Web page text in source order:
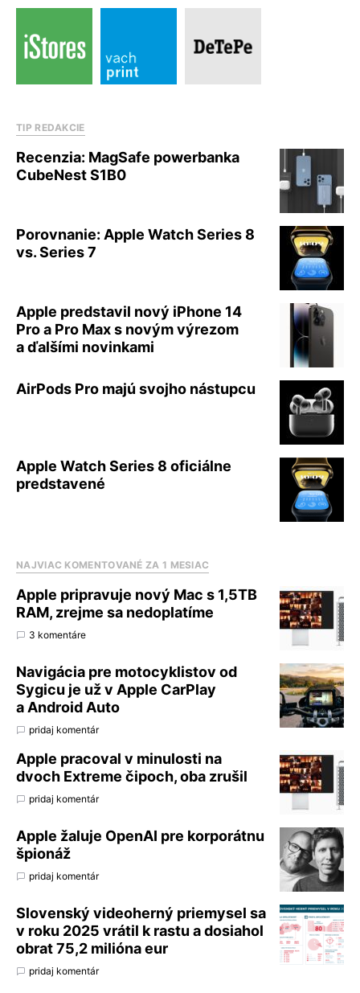
TIP REDAKCIE
Recenzia: MagSafe powerbanka
CubeNest S1B0
Porovnanie: Apple Watch Series 8
vs. Series 7
Apple predstavil nový iPhone 14
Pro a Pro Max s novým výrezom
a ďalšími novinkami
AirPods Pro majú svojho nástupcu
Apple Watch Series 8 oficiálne
predstavené
NAJVIAC KOMENTOVANÉ ZA 1 MESIAC
Apple pripravuje nový Mac s 1,5TB
RAM, zrejme sa nedoplatíme
3 komentáre
Navigácia pre motocyklistov od
Sygicu je už v Apple CarPlay
a Android Auto
pridaj komentár
Apple pracoval v minulosti na
dvoch Extreme čipoch, oba zrušil
pridaj komentár
Apple žaluje OpenAI pre korporátnu
špionáž
pridaj komentár
Slovenský videoherný priemysel sa
v roku 2025 vrátil k rastu a dosiahol
obrat 75,2 milióna eur
pridaj komentár